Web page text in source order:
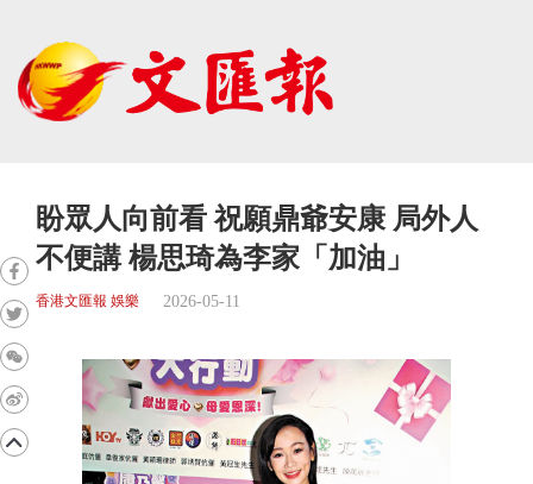
盼眾人向前看 祝願鼎爺安康 局外人
不便講 楊思琦為李家「加油」
香港文匯報 娛樂 2026-05-11